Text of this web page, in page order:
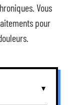
Vous
pour